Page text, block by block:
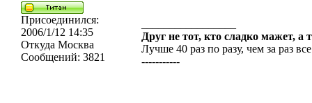
Присоединился:
2006/1/12 14:35
Откуда Москва
Сообщений: 3821
Друг не тот, кто сладко мажет, а
Лучше 40 раз по разу, чем за раз
-----------